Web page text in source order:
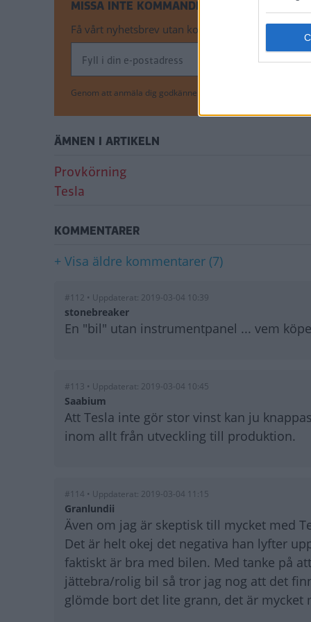
MISSA INTE KOMMANDE ARTIKLAR OM TESLA
Få vårt nyhetsbrev utan kostnad
Genom att anmäla dig godkänner du OK-förlagets
ÄMNEN I ARTIKELN
Provkörning
Tesla
KOMMENTARER
+ Visa äldre kommentarer (7)
#112 • Uppdaterat: 2019-03-04 10:39
stonebreaker
En "bil" utan instrumentpanel ... vem
#113 • Uppdaterat: 2019-03-04 10:45
Saabium
Att Tesla inte gör stor vinst kan ju
inom allt från utveckling till produktion.
#114 • Uppdaterat: 2019-03-04 11:15
Granlundii
Även om jag är skeptisk till mycket med
Det är helt okej det negativa han lyfter
faktiskt är bra med bilen. Med tanke på
jättebra/rolig bil så tror jag nog att det
glömde bort det lite grann, det är mycket